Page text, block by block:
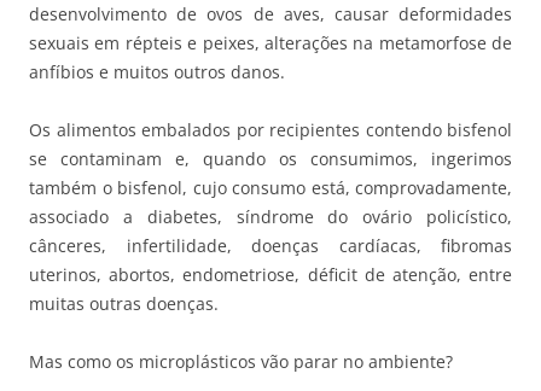
desenvolvimento de ovos de aves, causar deformidades
sexuais em répteis e peixes, alterações na metamorfose de
anfíbios e muitos outros danos.
Os alimentos embalados por recipientes contendo bisfenol
se contaminam e, quando os consumimos, ingerimos
também o bisfenol, cujo consumo está, comprovadamente,
associado a diabetes, síndrome do ovário policístico,
cânceres, infertilidade, doenças cardíacas, fibromas
uterinos, abortos, endometriose, déficit de atenção, entre
muitas outras doenças.
Mas como os microplásticos vão parar no ambiente?